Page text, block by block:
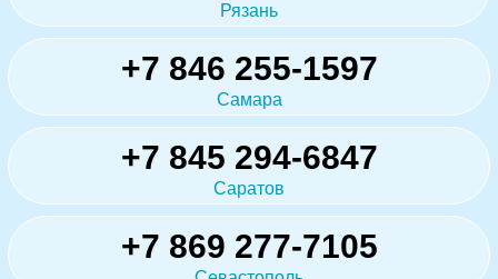
Рязань
+7 846 255-1597
Самара
+7 845 294-6847
Саратов
+7 869 277-7105